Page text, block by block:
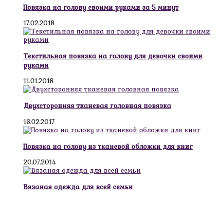
Повязка на голову своими руками за 5 минут
17.02.2018
Текстильная повязка на голову для девочки своими
руками
11.01.2018
Двухсторонняя тканевая головная повязка
16.02.2017
Повязка на голову из тканевой обложки для книг
20.07.2014
Вязаная одежда для всей семьи